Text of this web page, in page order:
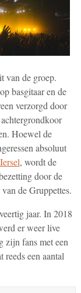
van de groep.
basgitaar en de
verzorgd door
Hoewel de
absoluut
, wordt de
door de
de Gruppettes.
jaar. In 2018
er weer live
zijn fans met een
reeds een aantal